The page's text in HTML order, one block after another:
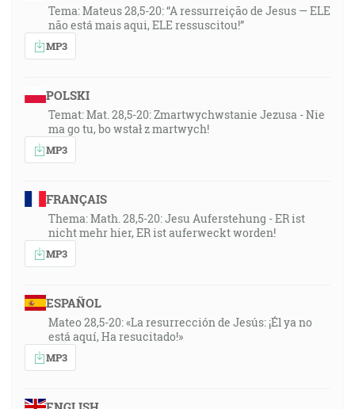
Tema: Mateus 28,5-20: “A ressurreição de Jesus — ELE
não está mais aqui, ELE ressuscitou!”
MP3
POLSKI
Temat: Mat. 28,5-20: Zmartwychwstanie Jezusa - Nie
ma go tu, bo wstał z martwych!
MP3
FRANÇAIS
Thema: Math. 28,5-20: Jesu Auferstehung - ER ist
nicht mehr hier, ER ist auferweckt worden!
MP3
ESPAÑOL
Mateo 28,5-20: «La resurrección de Jesús: ¡Él ya no
está aquí, Ha resucitado!»
MP3